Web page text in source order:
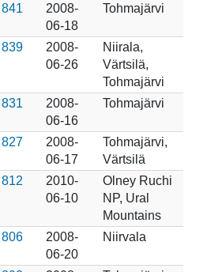
841
2008-
06-18
Tohmajärvi
839
2008-
06-26
Niirala,
Värtsilä,
Tohmajärvi
831
2008-
06-16
Tohmajärvi
827
2008-
06-17
Tohmajärvi,
Värtsilä
812
2010-
06-10
Olney Ruchi
NP, Ural
Mountains
806
2008-
06-20
Niirvala